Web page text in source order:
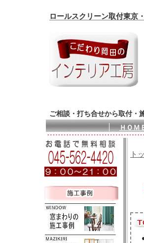
ロールスクリーン取付東京
ご相談・打ち合せから取付・
ＨＯＭ
ト